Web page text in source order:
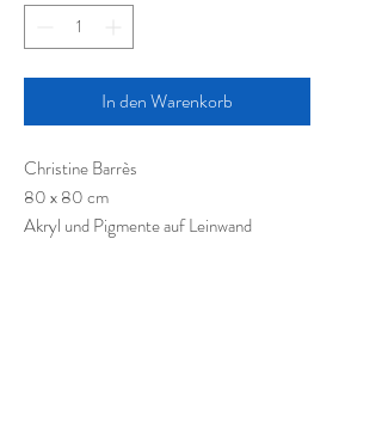
In den Warenkorb
Christine Barrès
80 x 80 cm
Akryl und Pigmente auf Leinwand